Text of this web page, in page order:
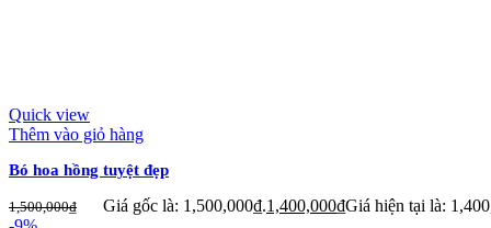
Quick view
Thêm vào giỏ hàng
Bó hoa hồng tuyệt đẹp
1,500,000₫ Giá gốc là: 1,500,000₫.1,400,000₫Giá hiện tại là: